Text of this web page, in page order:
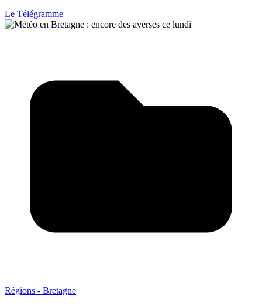
Le Télégramme
Régions - Bretagne